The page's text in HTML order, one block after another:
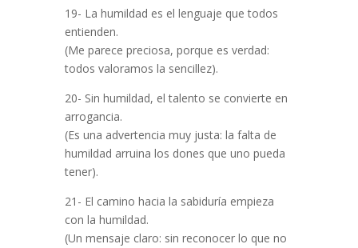
19- La humildad es el lenguaje que todos
entienden.
(Me parece preciosa, porque es verdad:
todos valoramos la sencillez).
20- Sin humildad, el talento se convierte en
arrogancia.
(Es una advertencia muy justa: la falta de
humildad arruina los dones que uno pueda
tener).
21- El camino hacia la sabiduría empieza
con la humildad.
(Un mensaje claro: sin reconocer lo que no